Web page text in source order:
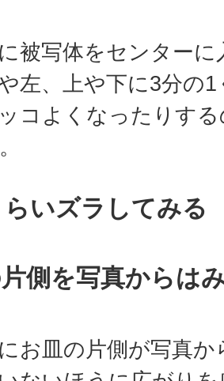
被写体をセンター
左、上や下に3分の
コよくなったりす
いズラしてみる
側を写真からは
にお皿の片側が写真